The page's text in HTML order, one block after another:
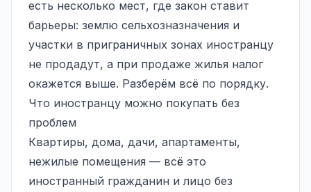
есть несколько мест, где закон ставит
барьеры: землю сельхозназначения и
участки в приграничных зонах иностранцу
не продадут, а при продаже жилья налог
окажется выше. Разберём всё по порядку.
Что иностранцу можно покупать без
проблем
Квартиры, дома, дачи, апартаменты,
нежилые помещения — всё это
иностранный гражданин и лицо без